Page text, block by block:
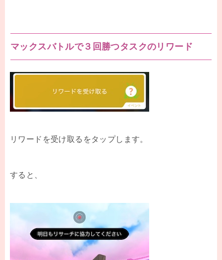
マックスバトルで３回勝つタスクのリワード
リワードを受け取るをタップします。
すると、